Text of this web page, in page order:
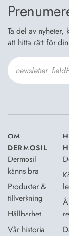
Ta del av
att hitta rätt för
OM
DERMOSIL
Dermosil
känns bra
Produkter &
tillverkning
Hållbarhet
Vår historia